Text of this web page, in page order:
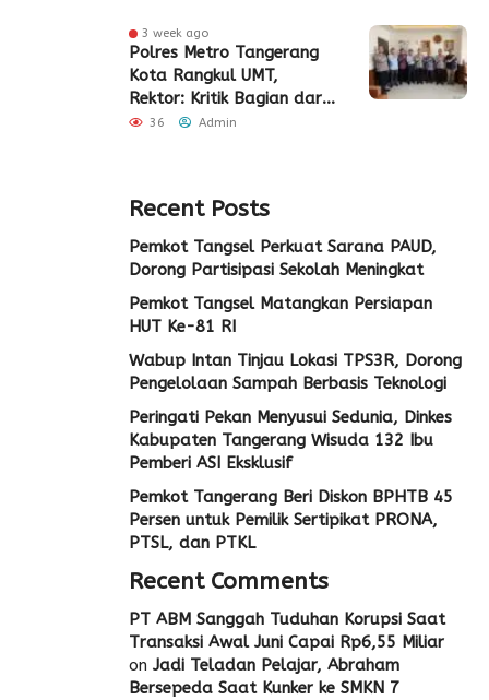
3 week ago
Polres Metro Tangerang
Kota Rangkul UMT,
Rektor: Kritik Bagian dari
Demokrasi
36 Admin
Recent Posts
Pemkot Tangsel Perkuat Sarana PAUD,
Dorong Partisipasi Sekolah Meningkat
Pemkot Tangsel Matangkan Persiapan
HUT Ke-81 RI
Wabup Intan Tinjau Lokasi TPS3R, Dorong
Pengelolaan Sampah Berbasis Teknologi
Peringati Pekan Menyusui Sedunia, Dinkes
Kabupaten Tangerang Wisuda 132 Ibu
Pemberi ASI Eksklusif
Pemkot Tangerang Beri Diskon BPHTB 45
Persen untuk Pemilik Sertipikat PRONA,
PTSL, dan PTKL
Recent Comments
PT ABM Sanggah Tuduhan Korupsi Saat
Transaksi Awal Juni Capai Rp6,55 Miliar
on Jadi Teladan Pelajar, Abraham
Bersepeda Saat Kunker ke SMKN 7